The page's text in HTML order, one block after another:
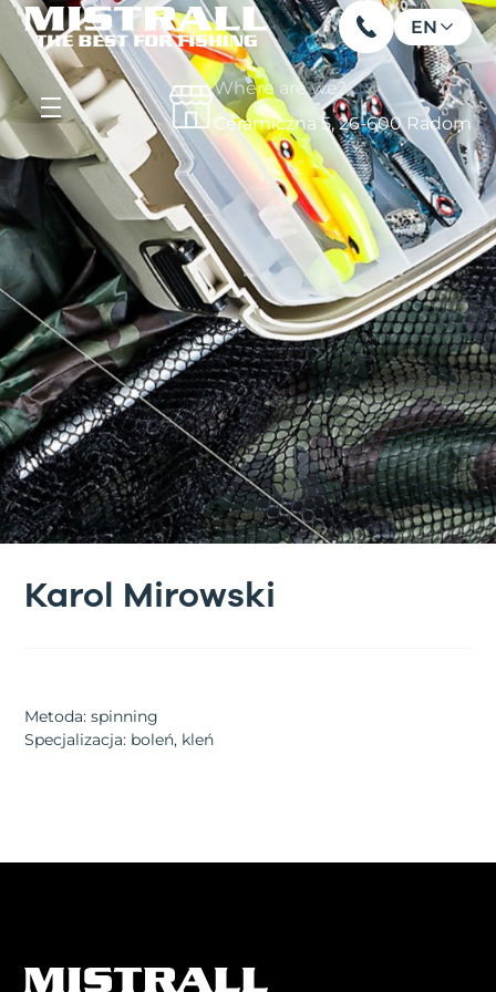
EN
Where are we?
Ceramiczna 5, 26-600 Radom
Karol Mirowski
Metoda: spinning
Specjalizacja: boleń, kleń